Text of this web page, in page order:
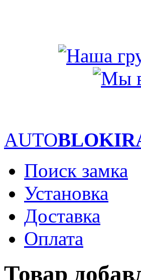
AUTO
Поиск замка
Установка
Доставка
Оплата
Товар